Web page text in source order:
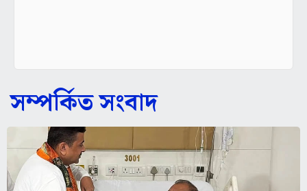
সম্পর্কিত সংবাদ